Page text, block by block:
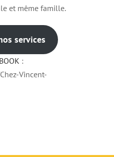
et même famille.
services
:
Vincent-